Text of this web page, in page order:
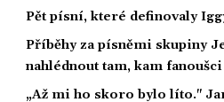
Pět písní, které definovaly
Příběhy za písněmi skupiny
nahlédnout tam, kam
„Až mi ho skoro bylo líto."